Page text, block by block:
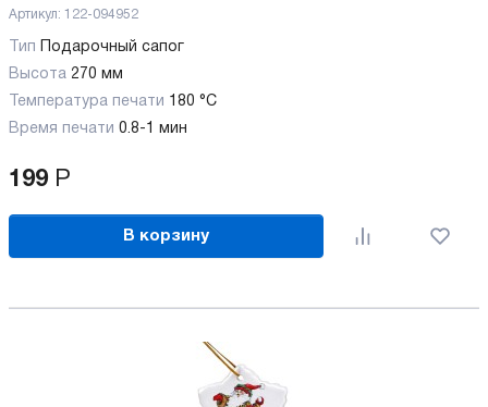
Артикул: 122-094952
Тип
Подарочный сапог
Высота 270 мм
Температура печати 180 °C
Время печати 0.8-1 мин
199 Р
В корзину